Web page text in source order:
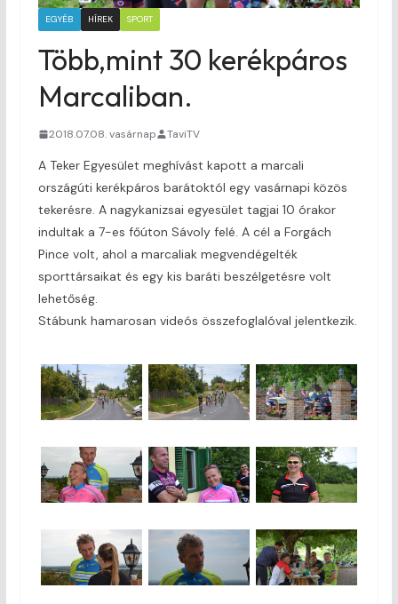
EGYÉB HÍREK SPORT
Több,mint 30 kerékpáros
Marcaliban.
2018.07.08. vasárnap TaviTV
A Teker Egyesület meghívást kapott a marcali
országúti kerékpáros barátoktól egy vasárnapi közös
tekerésre. A nagykanizsai egyesület tagjai 10 órakor
indultak a 7-es főúton Sávoly felé. A cél a Forgách
Pince volt, ahol a marcaliak megvendégelték
sporttársaikat és egy kis baráti beszélgetésre volt
lehetőség.
Stábunk hamarosan videós összefoglalóval jelentkezik.